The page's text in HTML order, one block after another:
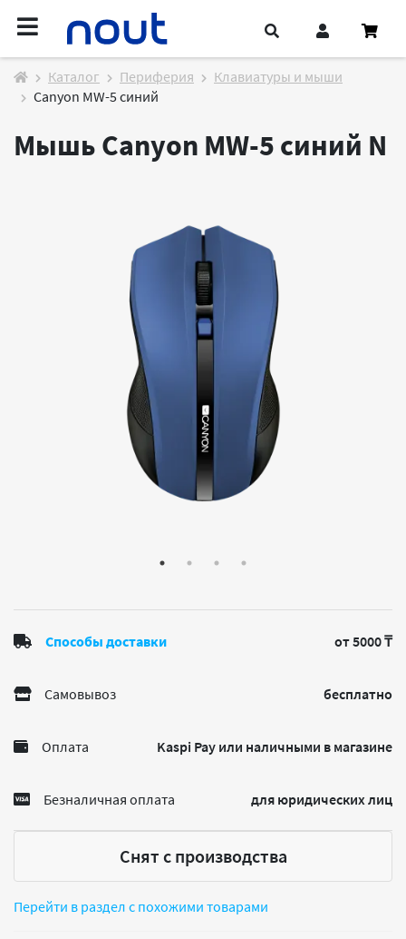
Каталог Периферия
Клавиатуры и мыши
Canyon MW-5 синий
Мышь Canyon MW-5 синий N
Способы доставки от 5000 ₸
Самовывоз бесплатно
Оплата Kaspi Pay или наличными в магазине
Безналичная оплата для юридических лиц
Снят с производства
Перейти в раздел с похожими товарами